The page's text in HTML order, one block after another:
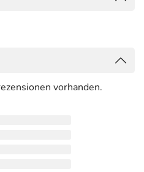
vorhanden.